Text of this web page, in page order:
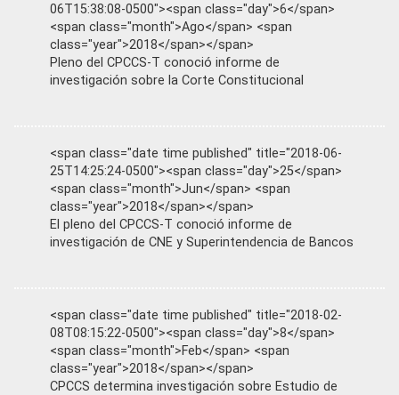
06T15:38:08-0500"><span class="day">6</span>
<span class="month">Ago</span> <span
class="year">2018</span></span>
Pleno del CPCCS-T conoció informe de
investigación sobre la Corte Constitucional
<span class="date time published" title="2018-06-
25T14:25:24-0500"><span class="day">25</span>
<span class="month">Jun</span> <span
class="year">2018</span></span>
El pleno del CPCCS-T conoció informe de
investigación de CNE y Superintendencia de Bancos
<span class="date time published" title="2018-02-
08T08:15:22-0500"><span class="day">8</span>
<span class="month">Feb</span> <span
class="year">2018</span></span>
CPCCS determina investigación sobre Estudio de